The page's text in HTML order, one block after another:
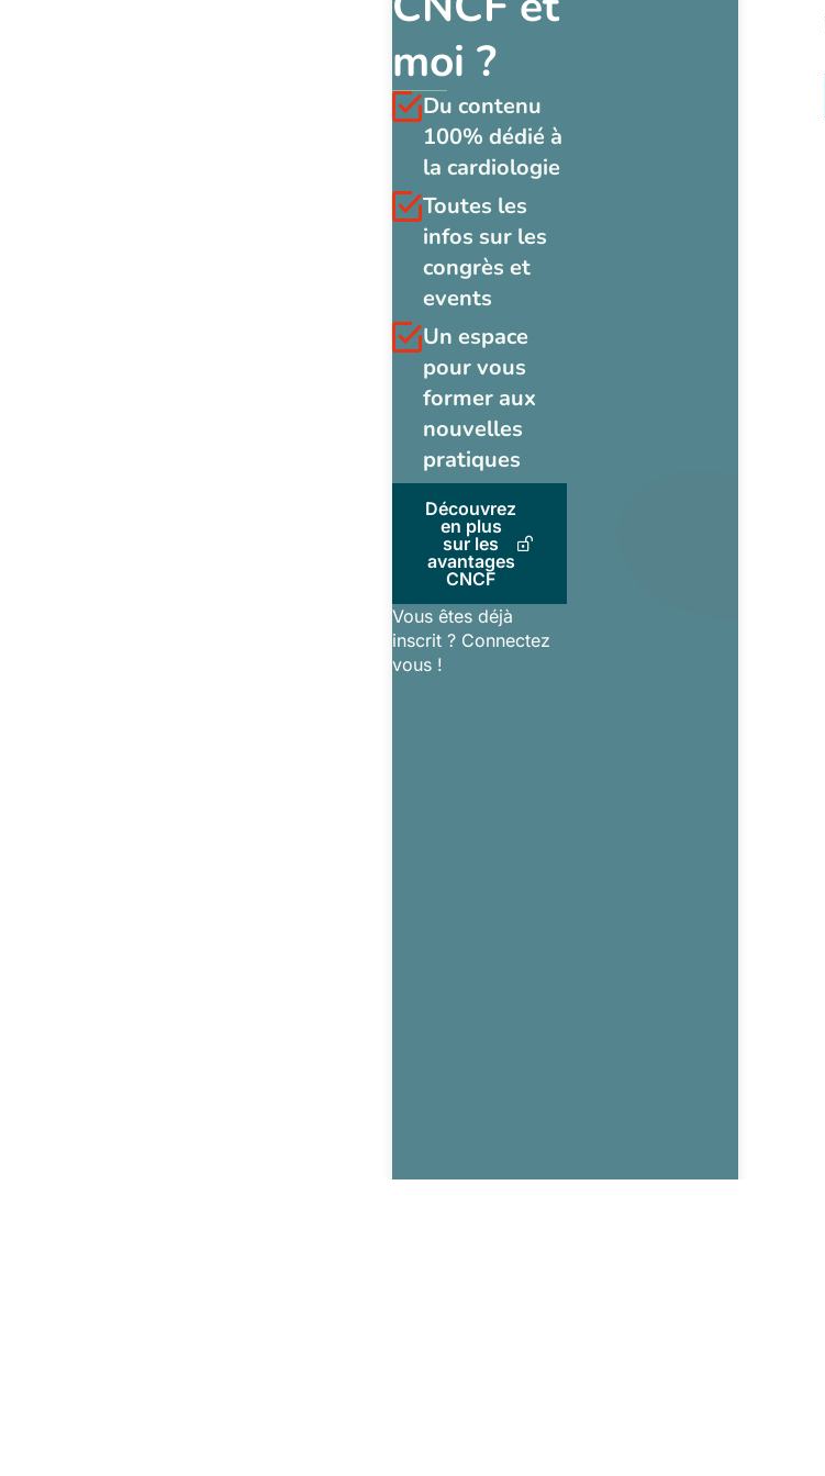
moi ?
Du contenu
100% dédié à
la cardiologie
Toutes les
infos sur les
congrès et
events
Un espace
pour vous
former aux
nouvelles
pratiques
Découvrez
en plus
sur les
avantages
CNCF
Vous êtes déjà
inscrit ? Connectez
vous !